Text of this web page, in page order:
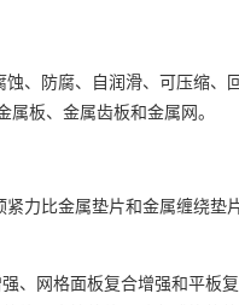
、防腐、自润滑、可压缩、
板、金属齿板和金属网。
力比金属垫片和金属缠绕垫
、网格面板复合增强和平板